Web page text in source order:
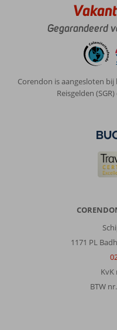
Gegarandeerd
Corendon is aangesloten
Reisgelden
1171 PL
KvK
BTW